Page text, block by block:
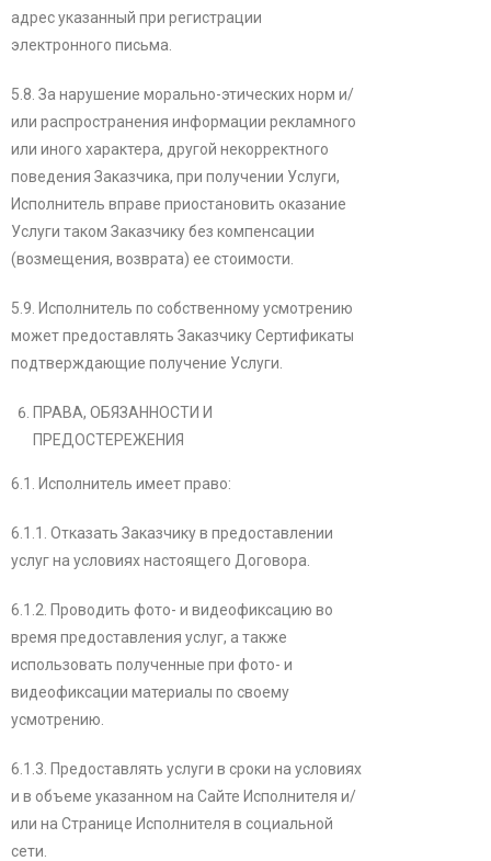
адрес указанный при регистрации
электронного письма.
5.8. За нарушение морально-этических норм и/
или распространения информации рекламного
или иного характера, другой некорректного
поведения Заказчика, при получении Услуги,
Исполнитель вправе приостановить оказание
Услуги таком Заказчику без компенсации
(возмещения, возврата) ее стоимости.
5.9. Исполнитель по собственному усмотрению
может предоставлять Заказчику Сертификаты
подтверждающие получение Услуги.
ПРАВА, ОБЯЗАННОСТИ И
ПРЕДОСТЕРЕЖЕНИЯ
6.1. Исполнитель имеет право:
6.1.1. Отказать Заказчику в предоставлении
услуг на условиях настоящего Договора.
6.1.2. Проводить фото- и видеофиксацию во
время предоставления услуг, а также
использовать полученные при фото- и
видеофиксации материалы по своему
усмотрению.
6.1.3. Предоставлять услуги в сроки на условиях
и в объеме указанном на Сайте Исполнителя и/
или на Странице Исполнителя в социальной
сети.